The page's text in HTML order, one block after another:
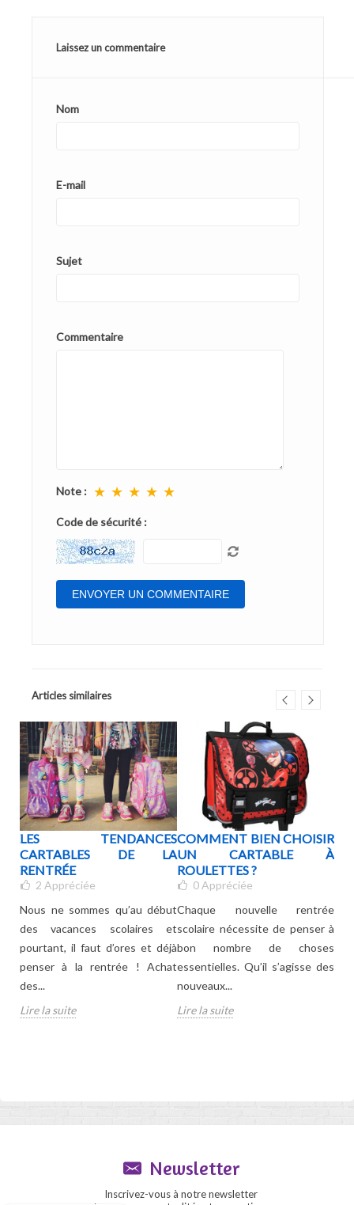
Laissez un commentaire
Nom
E-mail
Sujet
Commentaire
Note : ★ ★ ★ ★ ★
Code de sécurité :
Articles similaires
LES TENDANCES
CARTABLES DE LA
RENTRÉE
2 Appréciée
Nous ne sommes qu’au début
des vacances scolaires et
pourtant, il faut d’ores et déjà
penser à la rentrée ! Achat
des...
Lire la suite
COMMENT BIEN CHOISIR
UN CARTABLE À
ROULETTES ?
0 Appréciée
Chaque nouvelle rentrée
scolaire nécessite de penser à
bon nombre de choses
essentielles. Qu’il s’agisse des
nouveaux...
Lire la suite
Newsletter
Inscrivez-vous à notre newsletter